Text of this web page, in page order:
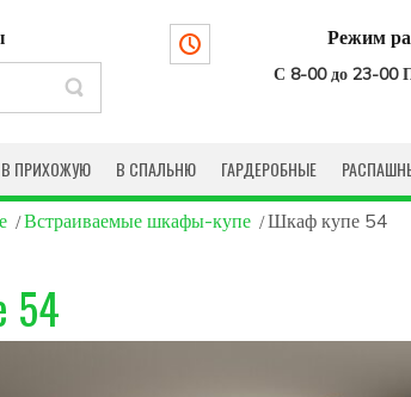
Режим
С 8-00 до 23-00
В ПРИХОЖУЮ В СПАЛЬНЮ ГАРДЕРОБНЫЕ
Встраиваемые шкафы-купе Шкаф купе 54
54